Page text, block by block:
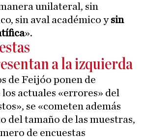
unilateral, sin
sin aval académico ysin
».
a la izquierda
de Feijóo ponen de
actuales «errores» del
se «cometen además
del tamaño de las muestras,
de encuestas